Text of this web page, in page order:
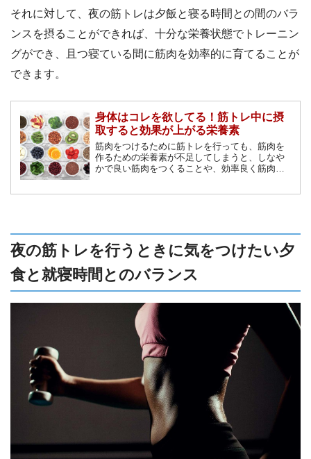
それに対して、夜の筋トレは夕飯と寝る時間との間のバラ
ンスを摂ることができれば、十分な栄養状態でトレーニン
グができ、且つ寝ている間に筋肉を効率的に育てることが
できます。
身体はコレを欲してる！筋トレ中に摂
取すると効果が上がる栄養素
筋肉をつけるために筋トレを行っても、筋肉を
作るための栄養素が不足してしまうと、しなや
かで良い筋肉をつくることや、効率良く筋肉を
夜の筋トレを行うときに気をつけたい夕
食と就寝時間とのバランス